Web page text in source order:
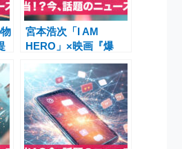
宮本浩次「I AM
HERO」×映画『爆
開――山田裕貴主演作
と音楽の力